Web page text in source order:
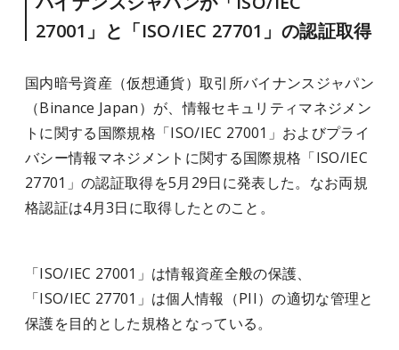
27001」と「ISO/IEC 27701」の認証取得
国内暗号資産（仮想通貨）取引所バイナンスジャパン
（Binance Japan）が、情報セキュリティマネジメン
トに関する国際規格「ISO/IEC 27001」およびプライ
バシー情報マネジメントに関する国際規格「ISO/IEC
27701」の認証取得を5月29日に発表した。なお両規
格認証は4月3日に取得したとのこと。
「ISO/IEC 27001」は情報資産全般の保護、
「ISO/IEC 27701」は個人情報（PII）の適切な管理と
保護を目的とした規格となっている。